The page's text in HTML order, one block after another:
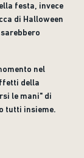
festa, invece
di Halloween
nel
della
le mani" di
tutti insieme.